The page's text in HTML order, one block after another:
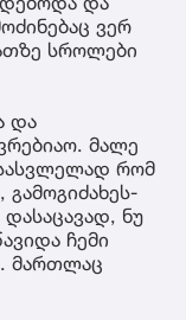
ვერ
სროლები
და
მალე
რომ
ნუ
ჩემი
მართლაც